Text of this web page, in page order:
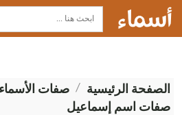
الصفحة الرئيسية
صفات الأسماء
صفات اسم إسماعيل